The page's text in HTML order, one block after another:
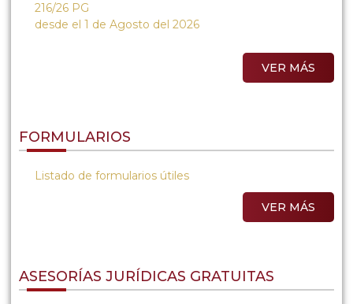
216/26 PG
desde el 1 de Agosto del 2026
VER MÁS
FORMULARIOS
Listado de formularios útiles
VER MÁS
ASESORÍAS JURÍDICAS GRATUITAS